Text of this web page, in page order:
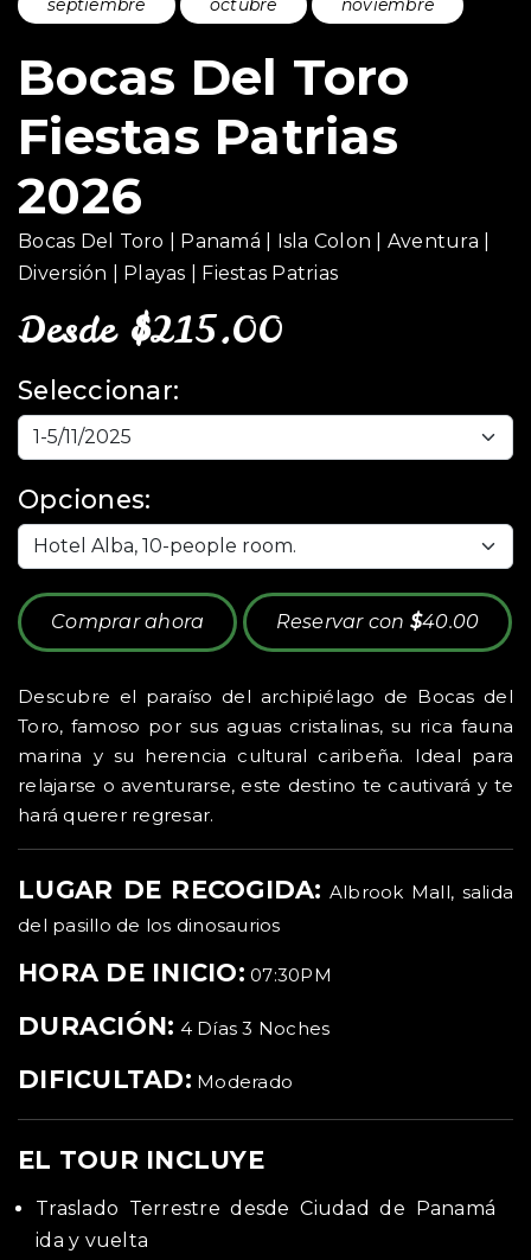
septiembre
octubre noviembre
Bocas Del Toro
Fiestas Patrias
2026
Bocas Del Toro | Panamá | Isla Colon | Aventura |
Diversión | Playas | Fiestas Patrias
Desde $215.00
Seleccionar:
Opciones:
Comprar ahora Reservar con $40.00
Descubre el paraíso del archipiélago de Bocas del
Toro, famoso por sus aguas cristalinas, su rica fauna
marina y su herencia cultural caribeña. Ideal para
relajarse o aventurarse, este destino te cautivará y te
hará querer regresar.
LUGAR DE RECOGIDA: Albrook Mall, salida
del pasillo de los dinosaurios
HORA DE INICIO: 07:30PM
DURACIÓN: 4 Días 3 Noches
DIFICULTAD: Moderado
EL TOUR INCLUYE
Traslado Terrestre desde Ciudad de Panamá
ida y vuelta